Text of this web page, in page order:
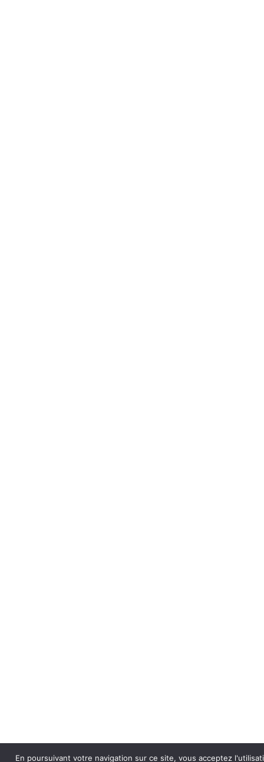
En poursuivant votre navigation sur ce site, vous acceptez